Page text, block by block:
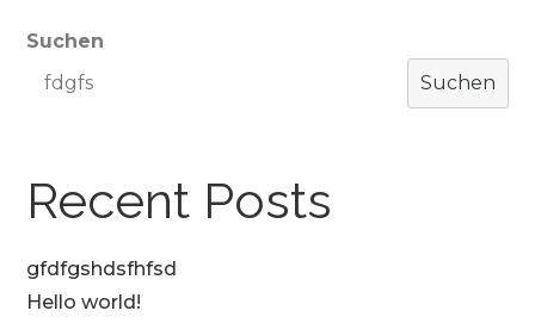
Suchen
Suchen
Recent Posts
gfdfgshdsfhfsd
Hello world!